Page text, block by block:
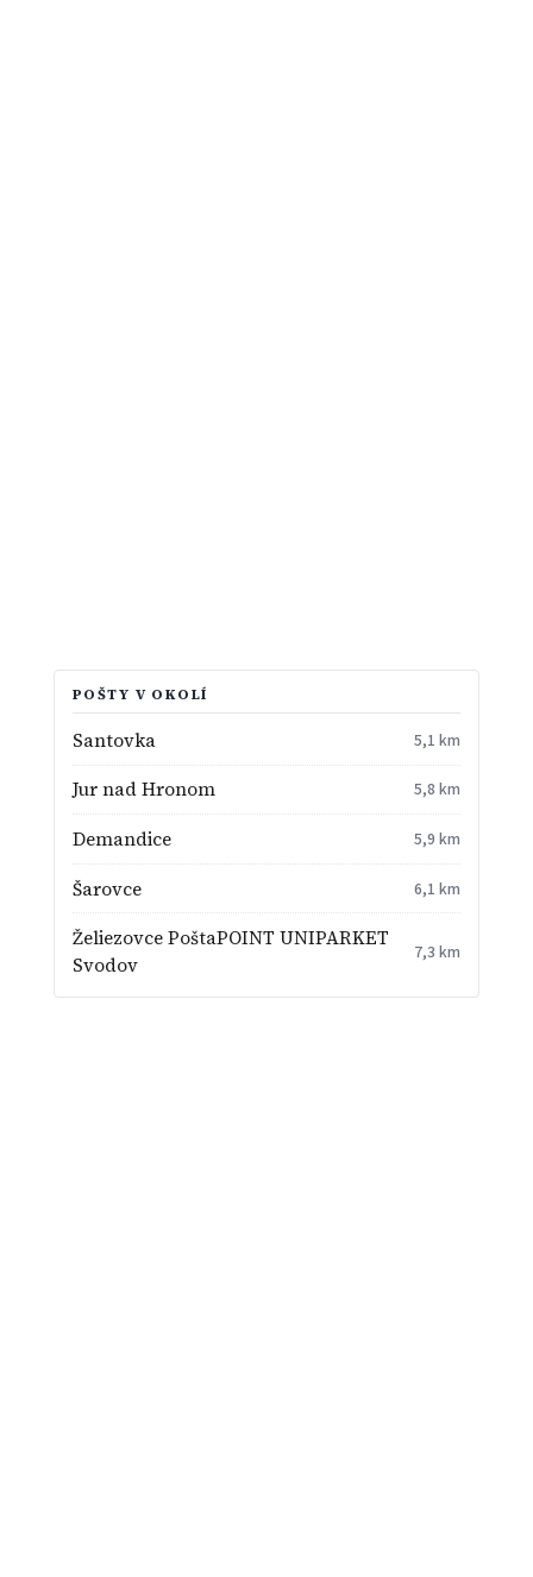
POŠTY V OKOLÍ
Santovka 5,1 km
Jur nad Hronom 5,8 km
Demandice 5,9 km
Šarovce 6,1 km
Želiezovce PoštaPOINT UNIPARKET
Svodov
7,3 km